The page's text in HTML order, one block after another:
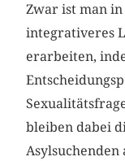
Zwar ist man
integrativeres
erarbeiten,
bleiben dabei
Asylsuchenden